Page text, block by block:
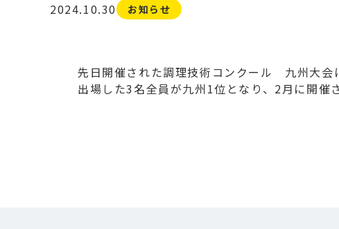
2024.10.30 お知らせ
先日開催された調理技術コンクール 九州大会
出場した3名全員が九州1位となり、2月に開催